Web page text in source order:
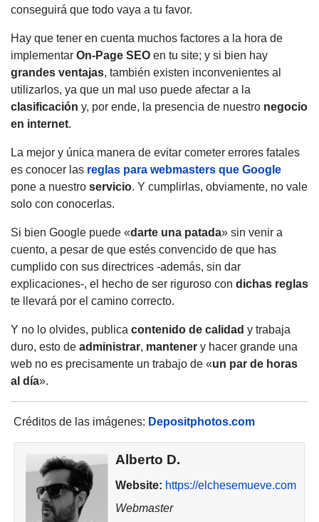
conseguirá que todo vaya a tu favor.
Hay que tener en cuenta muchos factores a la hora de
implementar On-Page SEO en tu site; y si bien hay
grandes ventajas, también existen inconvenientes al
utilizarlos, ya que un mal uso puede afectar a la
clasificación y, por ende, la presencia de nuestro negocio
en internet.
La mejor y única manera de evitar cometer errores fatales
es conocer las reglas para webmasters que Google
pone a nuestro servicio. Y cumplirlas, obviamente, no vale
solo con conocerlas.
Si bien Google puede «darte una patada» sin venir a
cuento, a pesar de que estés convencido de que has
cumplido con sus directrices -además, sin dar
explicaciones-, el hecho de ser riguroso con dichas reglas
te llevará por el camino correcto.
Y no lo olvides, publica contenido de calidad y trabaja
duro, esto de administrar, mantener y hacer grande una
web no es precisamente un trabajo de «un par de horas
al día».
Créditos de las imágenes: Depositphotos.com
Alberto D.
Website: https://elchesemueve.com
Webmaster